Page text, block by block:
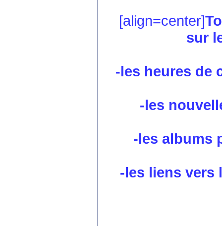
[align=center]
sur
-les heures de
-les
-les albums
-les liens vers